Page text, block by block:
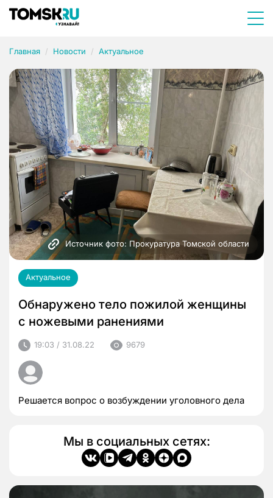
Главная Новости Актуальное
Источник фото: Прокуратура Томской области
Актуальное
Обнаружено тело пожилой женщины
с ножевыми ранениями
19:03 / 31.08.22 9679
Решается вопрос о возбуждении уголовного дела
Мы в социальных сетях: